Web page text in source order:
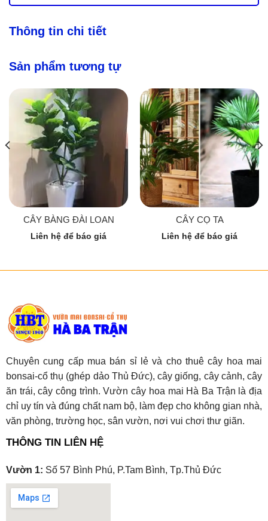
Thông tin chi tiết
Sản phẩm tương tự
CÂY BÀNG ĐÀI LOAN
Liên hệ để báo giá
CÂY CỌ TA
Liên hệ để báo giá
Chuyên cung cấp mua bán sỉ lẻ và cho thuê cây hoa mai
bonsai-cổ thụ (ghép dảo Thủ Đức), cây giống, cây cảnh, cây
ăn trái, cây công trình. Vườn cây hoa mai Hà Ba Trận là địa
chỉ uy tín và đúng chất nam bộ, làm đẹp cho không gian nhà,
văn phòng, trường học, sân vườn, nơi vui chơi thư giãn.
THÔNG TIN LIÊN HỆ
Vườn 1: Số 57 Bình Phú, P.Tam Bình, Tp.Thủ Đức